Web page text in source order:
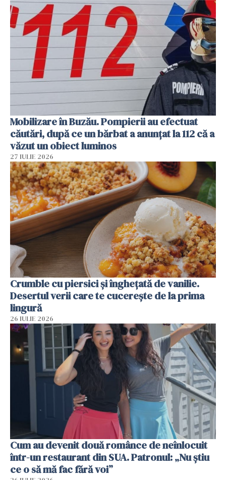
Mobilizare în Buzău. Pompierii au efectuat
căutări, după ce un bărbat a anunțat la 112 că a
văzut un obiect luminos
27 IULIE 2026
Crumble cu piersici și înghețată de vanilie.
Desertul verii care te cucerește de la prima
lingură
26 IULIE 2026
Cum au devenit două românce de neînlocuit
într-un restaurant din SUA. Patronul: „Nu știu
ce o să mă fac fără voi”